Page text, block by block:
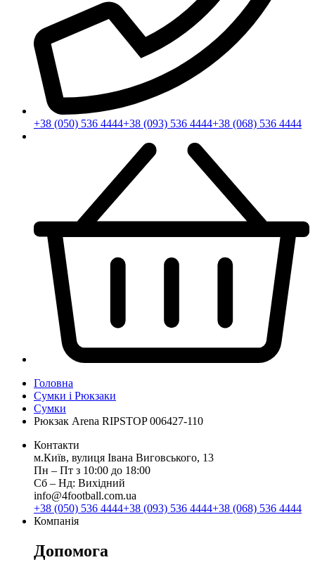
+38 (050) 536 4444+38 (093) 536 4444+38 (068) 536 4444
Головна
Сумки і Рюкзаки
Сумки
Рюкзак Arena RIPSTOP 006427-110
Контакти
м.Київ, вулиця Івана Виговського, 13
Пн ‒ Пт з 10:00 до 18:00
Сб ‒ Нд: Вихідний
info@4football.com.ua
+38 (050) 536 4444+38 (093) 536 4444+38 (068) 536 4444
Компанія
Допомога